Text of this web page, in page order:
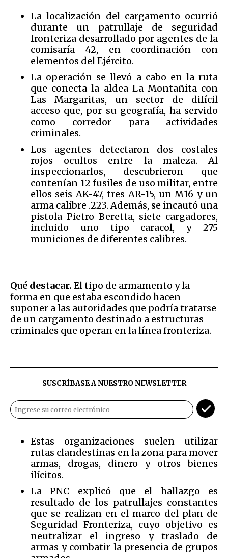
La localización del cargamento ocurrió
durante un patrullaje de seguridad
fronteriza desarrollado por agentes de la
comisaría 42, en coordinación con
elementos del Ejército.
La operación se llevó a cabo en la ruta
que conecta la aldea La Montañita con
Las Margaritas, un sector de difícil
acceso que, por su geografía, ha servido
como corredor para actividades
criminales.
Los agentes detectaron dos costales
rojos ocultos entre la maleza. Al
inspeccionarlos, descubrieron que
contenían 12 fusiles de uso militar, entre
ellos seis AK-47, tres AR-15, un M16 y un
arma calibre .223. Además, se incautó una
pistola Pietro Beretta, siete cargadores,
incluido uno tipo caracol, y 275
municiones de diferentes calibres.
Qué destacar. El tipo de armamento y la
forma en que estaba escondido hacen
suponer a las autoridades que podría tratarse
de un cargamento destinado a estructuras
criminales que operan en la línea fronteriza.
SUSCRÍBASE A NUESTRO NEWSLETTER
Estas organizaciones suelen utilizar
rutas clandestinas en la zona para mover
armas, drogas, dinero y otros bienes
ilícitos.
La PNC explicó que el hallazgo es
resultado de los patrullajes constantes
que se realizan en el marco del plan de
Seguridad Fronteriza, cuyo objetivo es
neutralizar el ingreso y traslado de
armas y combatir la presencia de grupos